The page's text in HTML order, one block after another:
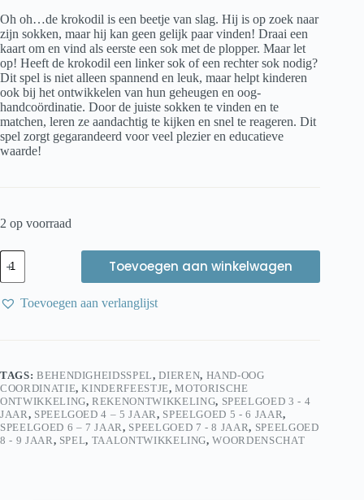
Oh oh…de krokodil is een beetje van slag. Hij is op zoek naar
zijn sokken, maar hij kan geen gelijk paar vinden! Draai een
kaart om en vind als eerste een sok met de plopper. Maar let
op! Heeft de krokodil een linker sok of een rechter sok nodig?
Dit spel is niet alleen spannend en leuk, maar helpt kinderen
ook bij het ontwikkelen van hun geheugen en oog-
handcoördinatie. Door de juiste sokken te vinden en te
matchen, leren ze aandachtig te kijken en snel te reageren. Dit
spel zorgt gegarandeerd voor veel plezier en educatieve
waarde!
2 op voorraad
BS
Toys
Kroko’s
Sok
Memory
Kinderen
aantal
Toevoegen aan winkelwagen
Toevoegen aan verlanglijst
TAGS: BEHENDIGHEIDSSPEL,DIEREN, HAND-OOG
COORDINATIE,KINDERFEESTJE,MOTORISCHE
ONTWIKKELING,REKENONTWIKKELING, SPEELGOED 3 - 4
JAAR , SPEELGOED 4 – 5 JAAR , SPEELGOED 5 - 6 JAAR,
SPEELGOED 6 – 7 JAAR , SPEELGOED 7 - 8 JAAR, SPEELGOED
8 - 9 JAAR , SPEL, TAALONTWIKKELING,WOORDENSCHAT